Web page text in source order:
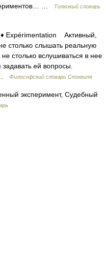
…
Толковый словарь
Expérimentation Активный,
столько слышать реальную
столько вслушиваться в нее
ей вопросы.
…
Философский словарь Спонвиля
эксперимент, Судебный